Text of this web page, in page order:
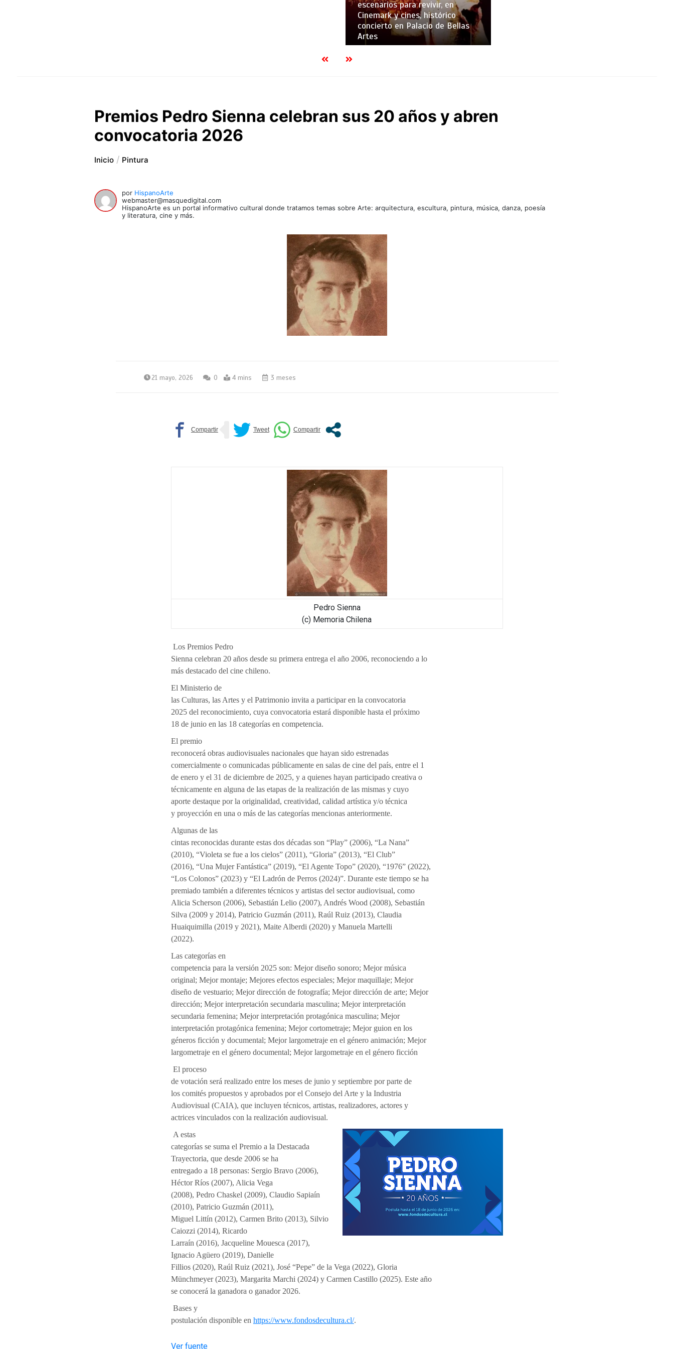
escenarios para revivir, en
Cinemark y cines, histórico
concierto en Palacio de Bellas
Artes
Premios Pedro Sienna celebran sus 20 años y abren
convocatoria 2026
Inicio Pintura
por HispanoArte
webmaster@masquedigital.com
HispanoArte es un portal informativo cultural donde tratamos temas sobre Arte: arquitectura, escultura, pintura, música, danza, poesía
y literatura, cine y más.
21 mayo, 2026 0 4 mins 3 meses
Pedro Sienna
(c) Memoria Chilena
Los Premios Pedro
Sienna celebran 20 años desde su primera entrega el año 2006, reconociendo a lo
más destacado del cine chileno.
El Ministerio de
las Culturas, las Artes y el Patrimonio invita a participar en la convocatoria
2025 del reconocimiento, cuya convocatoria estará disponible hasta el próximo
18 de junio en las 18 categorías en competencia.
El premio
reconocerá obras audiovisuales nacionales que hayan sido estrenadas
comercialmente o comunicadas públicamente en salas de cine del país, entre el 1
de enero y el 31 de diciembre de 2025, y a quienes hayan participado creativa o
técnicamente en alguna de las etapas de la realización de las mismas y cuyo
aporte destaque por la originalidad, creatividad, calidad artística y/o técnica
y proyección en una o más de las categorías mencionas anteriormente.
Algunas de las
cintas reconocidas durante estas dos décadas son “Play” (2006), “La Nana”
(2010), “Violeta se fue a los cielos” (2011), “Gloria” (2013), “El Club”
(2016), “Una Mujer Fantástica” (2019), “El Agente Topo” (2020), “1976” (2022),
“Los Colonos” (2023) y “El Ladrón de Perros (2024)”. Durante este tiempo se ha
premiado también a diferentes técnicos y artistas del sector audiovisual, como
Alicia Scherson (2006), Sebastián Lelio (2007), Andrés Wood (2008), Sebastián
Silva (2009 y 2014), Patricio Guzmán (2011), Raúl Ruiz (2013), Claudia
Huaiquimilla (2019 y 2021), Maite Alberdi (2020) y Manuela Martelli
(2022).
Las categorías en
competencia para la versión 2025 son: Mejor diseño sonoro; Mejor música
original; Mejor montaje; Mejores efectos especiales; Mejor maquillaje; Mejor
diseño de vestuario; Mejor dirección de fotografía; Mejor dirección de arte; Mejor
dirección; Mejor interpretación secundaria masculina; Mejor interpretación
secundaria femenina; Mejor interpretación protagónica masculina; Mejor
interpretación protagónica femenina; Mejor cortometraje; Mejor guion en los
géneros ficción y documental; Mejor largometraje en el género animación; Mejor
largometraje en el género documental; Mejor largometraje en el género ficción
El proceso
de votación será realizado entre los meses de junio y septiembre por parte de
los comités propuestos y aprobados por el Consejo del Arte y la Industria
Audiovisual (CAIA), que incluyen técnicos, artistas, realizadores, actores y
actrices vinculados con la realización audiovisual.
A estas
categorías se suma el Premio a la Destacada
Trayectoria, que desde 2006 se ha
entregado a 18 personas: Sergio Bravo (2006),
Héctor Ríos (2007), Alicia Vega
(2008), Pedro Chaskel (2009), Claudio Sapiaín
(2010), Patricio Guzmán (2011),
Miguel Littín (2012), Carmen Brito (2013), Silvio
Caiozzi (2014), Ricardo
Larraín (2016), Jacqueline Mouesca (2017),
Ignacio Agüero (2019), Danielle
Fillios (2020), Raúl Ruiz (2021), José “Pepe” de la Vega (2022), Gloria
Münchmeyer (2023), Margarita Marchi (2024) y Carmen Castillo (2025). Este año
se conocerá la ganadora o ganador 2026.
Bases y
postulación disponible en https://www.fondosdecultura.cl/.
Ver fuente